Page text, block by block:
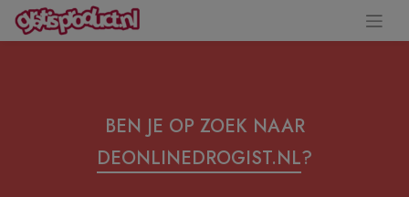
BEN JE OP ZOEK NAAR
DEONLINEDROGIST.NL?